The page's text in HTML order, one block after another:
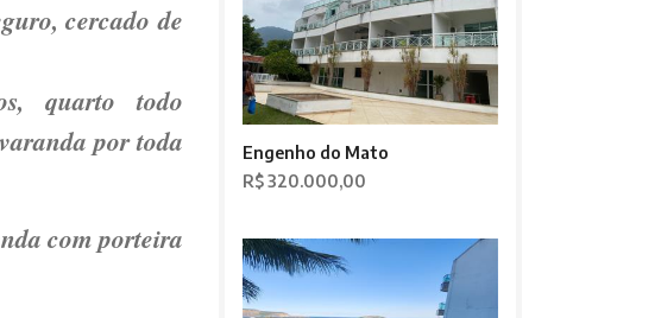
cercado de
quarto todo
por toda
Engenho do Mato
R$ 320.000,00